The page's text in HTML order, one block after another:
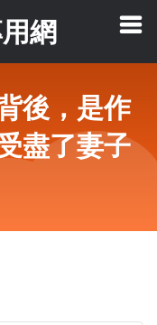
網
後，是作
盡了妻子